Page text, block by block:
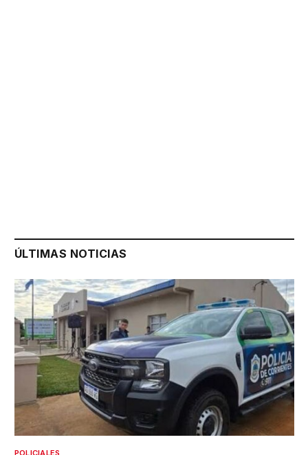
ÚLTIMAS NOTICIAS